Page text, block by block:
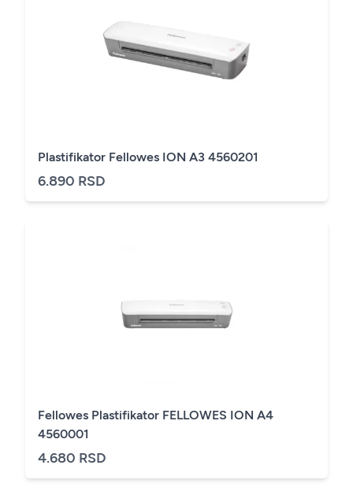
Plastifikator Fellowes ION A3 4560201
6.890 RSD
Fellowes Plastifikator FELLOWES ION A4
4560001
4.680 RSD